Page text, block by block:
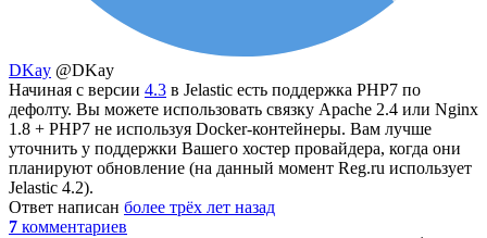
DKay @DKay
Начиная с версии 4.3 в Jelastic есть поддержка PHP7 по
дефолту. Вы можете использовать связку Apache 2.4 или Nginx
1.8 + PHP7 не используя Docker-контейнеры. Вам лучше
уточнить у поддержки Вашего хостер провайдера, когда они
планируют обновление (на данный момент Reg.ru использует
Jelastic 4.2).
Ответ написан более трёх лет назад
7 комментариев